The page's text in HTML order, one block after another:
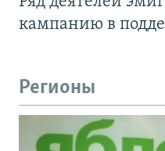
кампанию в
Регионы